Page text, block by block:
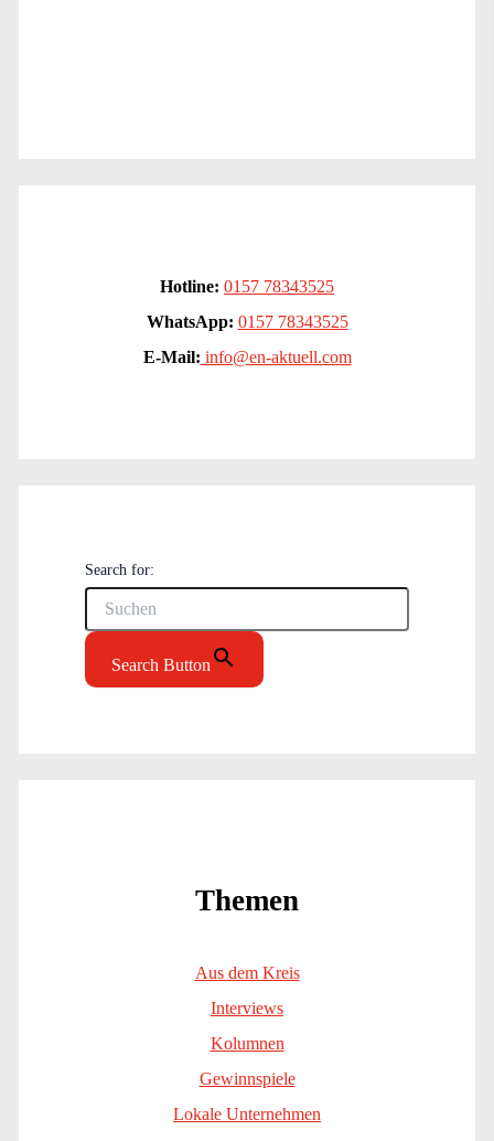
Hotline: 0157 78343525
WhatsApp: 0157 78343525
E-Mail: info@en-aktuell.com
Search for:
Search Button
Themen
Aus dem Kreis
Interviews
Kolumnen
Gewinnspiele
Lokale Unternehmen